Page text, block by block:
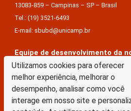
Utilizamos cookies para oferecer
melhor experiência, melhorar o
desempenho, analisar como você
interage em nosso site e
13083-859 – Campinas – SP – Brasil
Tel.: (19) 3521-6493
E-mail: sbubd@unicamp.br
Equipe de desenvolvimento da
Keite Aparecida Duarte
Márcio Vinícius De Jesus Almeida
Saul Victor De Castro E Silva